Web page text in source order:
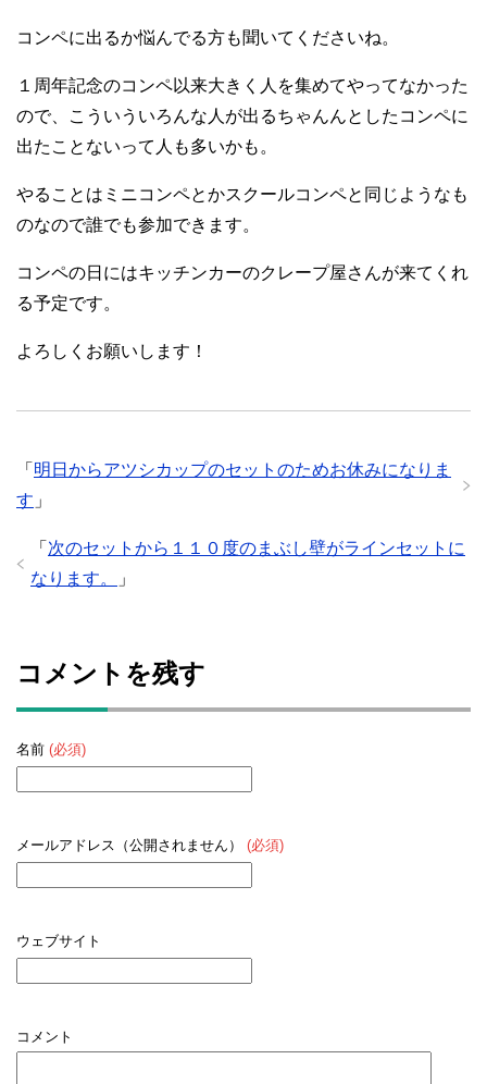
コンペに出るか悩んでる方も聞いてくださいね。
１周年記念のコンペ以来大きく人を集めてやってなかった
ので、こういういろんな人が出るちゃんんとしたコンペに
出たことないって人も多いかも。
やることはミニコンペとかスクールコンペと同じようなも
のなので誰でも参加できます。
コンペの日にはキッチンカーのクレープ屋さんが来てくれ
る予定です。
よろしくお願いします！
「 明日からアツシカップのセットのためお休みになりま
す 」
「 次のセットから１１０度のまぶし壁がラインセットに
なります。
」
コメントを残す
名前 (必須)
メールアドレス（公開されません） (必須)
ウェブサイト
コメント